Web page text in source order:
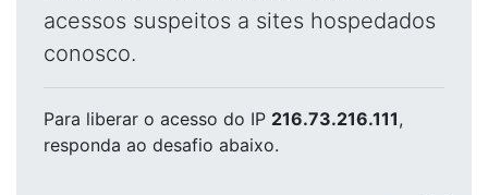
acessos suspeitos a sites hospedados
conosco.
Para liberar o acesso do IP 216.73.216.111,
responda ao desafio abaixo.